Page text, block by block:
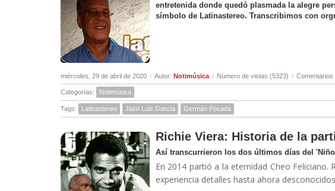
entretenida donde quedó plasmada la alegre
símbolo de Latinastereo. Transcribimos con
miércoles, 29 de abril de 2020 / Autor: Notimúsica / Número de vistas (5323) / Comentarios
Categorías: Notimúsica
Tags: Latinastereo Jairo Luis García Germán Posada
Richie Viera: Historia de la
Así transcurrieron los dos últimos días del
En 2014 partió a la eternidad Cheo Feliciano.
experiencia detalles hasta ahora